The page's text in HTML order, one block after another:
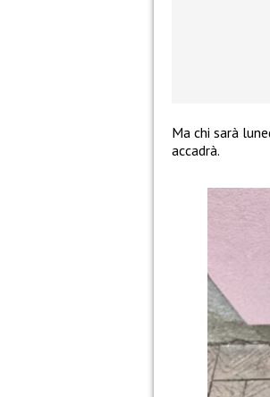
Ma chi sarà
accadrà.